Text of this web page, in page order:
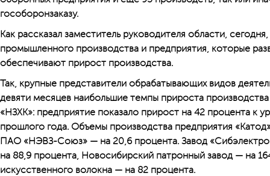
гособоронзаказу.
Как рассказал заместитель руководителя области,
промышленного производства и предприятия, которые
обеспечивают прирост производства.
Так, крупные представители обрабатывающих видов
девяти месяцев наибольшие темпы прироста
«НЗХК»: предприятие показало прирост на 42 процента к
прошлого года. Объемы производства предприятия
ПАО «НЭВЗ-Союз» — на 20,6 процента. Завод
на 88,9 процента, Новосибирский патронный завод — на
искусственного волокна — на 82 процента.